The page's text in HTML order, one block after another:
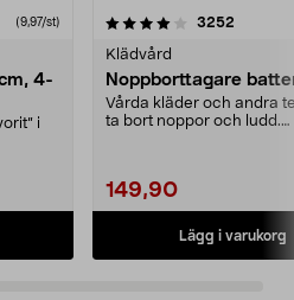
(9,97/st)
4-
i
3252
Klädvård
Noppborttagare
Vårda kläder och andra
ta bort noppor och ludd.
149,90
Lägg i varukorg
4.5av 5 stjärnor